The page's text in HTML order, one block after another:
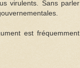
virulents. Sans parler
est fréquemment